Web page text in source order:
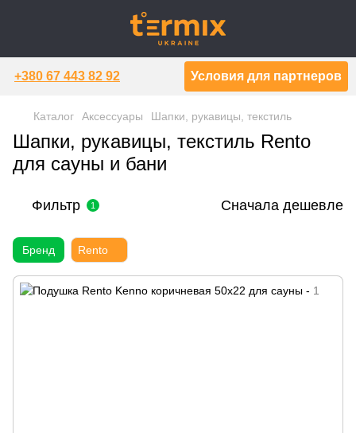
+380 67 443 82 92 Условия для партнеров
Каталог Аксессуары Шапки, рукавицы, текстиль
Шапки, рукавицы, текстиль Rento
для сауны и бани
Фильтр 1 Сначала дешевле
Бренд Rento